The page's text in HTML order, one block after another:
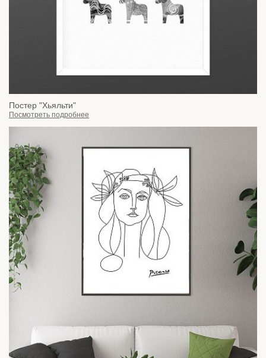
Постер "Хьяльти"
Посмотреть подробнее